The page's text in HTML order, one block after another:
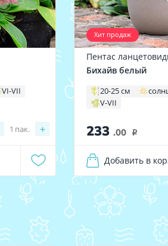
VI-VII
+
1 пак.
Хит продаж
Пентас
Бихайв белый
20-25 см
V-VII
233 .00 i
Добавить в